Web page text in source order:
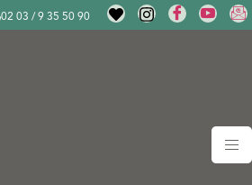
02 03 / 9 35 50 90